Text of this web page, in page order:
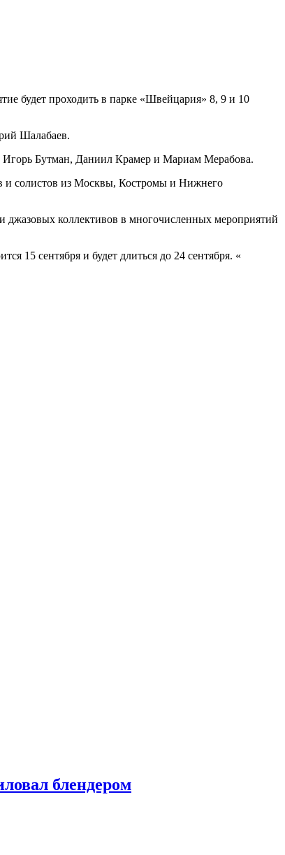
будет проходить в парке «Швейцария» 8, 9 и 10
Шалабаев.
Игорь Бутман, Даниил Крамер и Мариам Мерабова.
и солистов из Москвы, Костромы и Нижнего
джазовых коллективов в многочисленных мероприятий
15 сентября и будет длиться до 24 сентября. «
блендером